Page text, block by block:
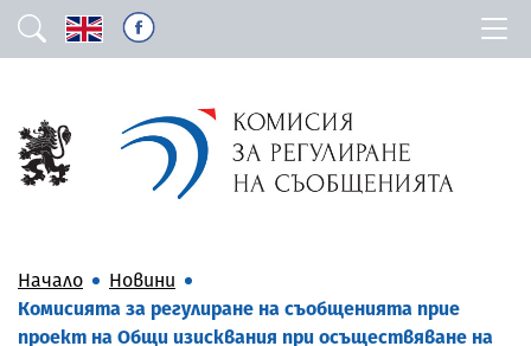
Начало
Новини
Комисията за регулиране на съобщенията прие
проект на Общи изисквания при осъществяване на